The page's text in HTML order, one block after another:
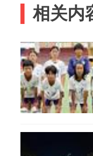
相关内